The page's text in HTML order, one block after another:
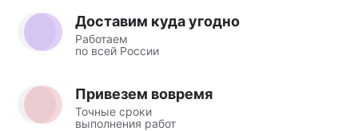
Доставим куда угодно
Работаем
по всей России
Привезем вовремя
Точные сроки
выполнения работ